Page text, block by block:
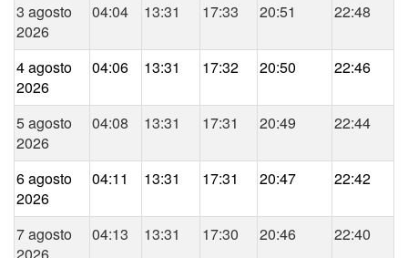
3 agosto
2026
04:04 13:31 17:33 20:51 22:48
4 agosto
2026
04:06 13:31 17:32 20:50 22:46
5 agosto
2026
04:08 13:31 17:31 20:49 22:44
6 agosto
2026
04:11 13:31 17:31 20:47 22:42
7 agosto
04:13 13:31 17:30 20:46 22:40